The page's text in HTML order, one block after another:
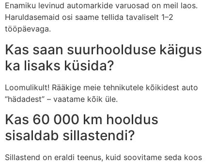
Enamiku levinud automarkide varuosad on meil laos.
Haruldasemaid osi saame tellida tavaliselt 1–2
tööpäevaga.
Kas saan suurhoolduse käigus
ka lisaks küsida?
Loomulikult! Rääkige meie tehnikutele kõikidest auto
“hädadest” – vaatame kõik üle.
Kas 60 000 km hooldus
sisaldab sillastendi?
Sillastend on eraldi teenus, kuid soovitame seda koos